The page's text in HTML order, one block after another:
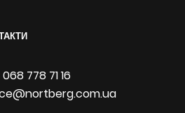
778 71 16